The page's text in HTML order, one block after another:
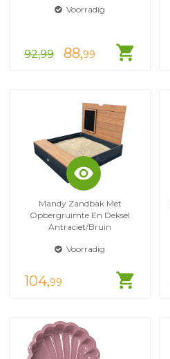
shopping_cart
Voorradig
92,99 88,99
visibility
shopping_cart
Mandy Zandbak Met
Opbergruimte En Deksel
Antraciet/bruin
Voorradig
104,99